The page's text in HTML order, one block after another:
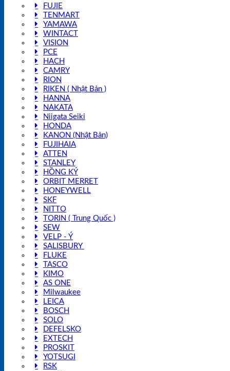
FUJIE
TENMART
YAMAWA
WINTACT
VISION
PCE
HACH
CAMRY
RION
RIKEN ( Nhật Bản )
HANNA
NAKATA
Niigata Seiki
HONDA
KANON (Nhật Bản)
FUJIHAIA
ATTEN
STANLEY
HỒNG KÝ
ORBIT MERRET
HONEYWELL
SKF
NITTO
TORIN ( Trung Quốc )
SEW
VELP - Ý
SALISBURY
FLUKE
TASCO
KIMO
AS ONE
Milwaukee
LEICA
BOSCH
SOLO
DEFELSKO
EXTECH
PROSKIT
YOTSUGI
RSK